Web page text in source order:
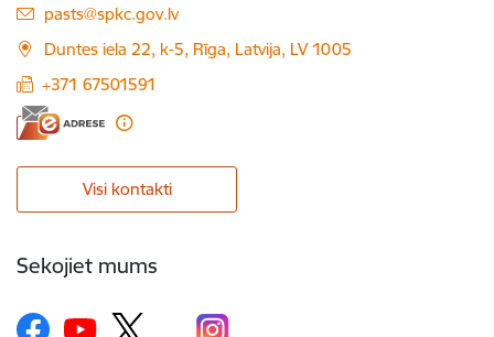
E-pasts:
pasts@spkc.gov.lv
Duntes iela 22, k-5, Rīga, Latvija, LV 1005
+371 67501591
Visi kontakti
Sekojiet mums